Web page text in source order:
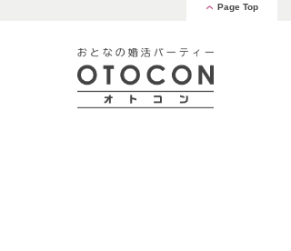
Page Top